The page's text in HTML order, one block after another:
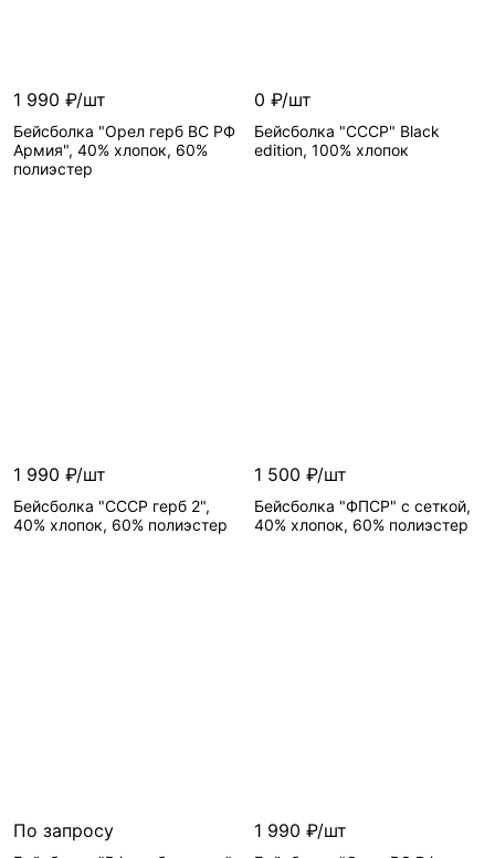
1 990 ₽/шт
Бейсболка "Орел герб ВС РФ
Армия", 40% хлопок, 60%
полиэстер
0 ₽/шт
Бейсболка "СССР" Black
edition, 100% хлопок
1 990 ₽/шт
Бейсболка "СССР герб 2",
40% хлопок, 60% полиэстер
1 500 ₽/шт
Бейсболка "ФПСР" с сеткой,
40% хлопок, 60% полиэстер
По запросу 1 990 ₽/шт